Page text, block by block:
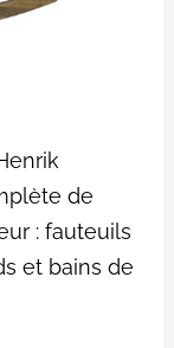
de
: fauteuils
et bains de